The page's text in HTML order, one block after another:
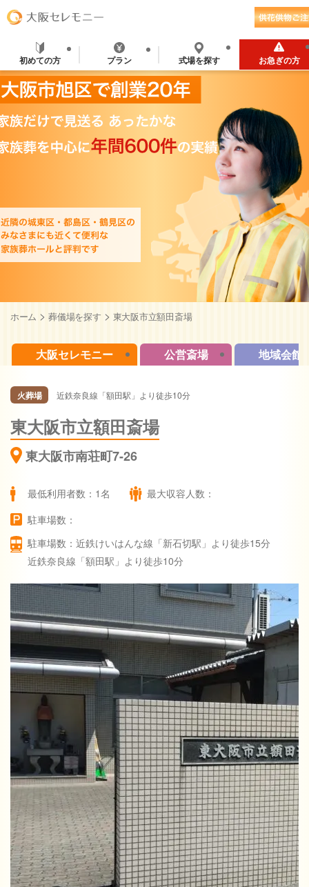
初めての方 プラン 式場を探す お急ぎの方
ホーム >葬儀場を探す > 東大阪市立額田斎場
大阪セレモニー 公営斎場 地域会館
火葬場 近鉄奈良線「額田駅」より徒歩10分
東大阪市立額田斎場
東大阪市南荘町7-26
最低利用者数：1名
最大収容人数：
駐車場数：
駐車場数：近鉄けいはんな線「新石切駅」より徒歩15分
近鉄奈良線「額田駅」より徒歩10分